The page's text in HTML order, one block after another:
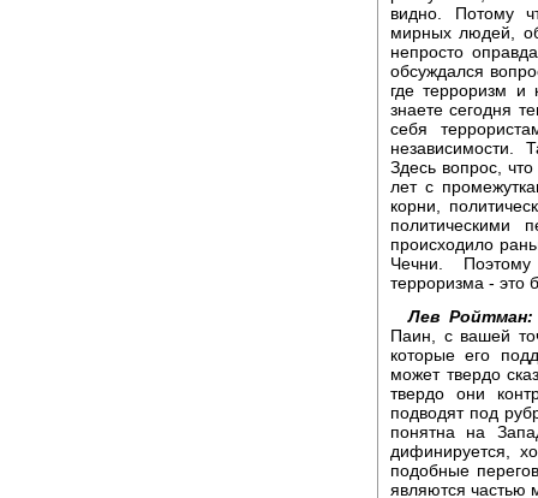
видно. Потому
мирных людей,
непросто
обсуждался
где терроризм и
знаете сегодня
себя
независимости.
Здесь вопрос,
лет с
корни,
политическими
происходило
Чечни.
терроризма - это
Лев Ройтман:
Паин, с вашей
которые его
может твердо
твердо они
подводят под
понятна на
дифинируется,
подобные
являются частью